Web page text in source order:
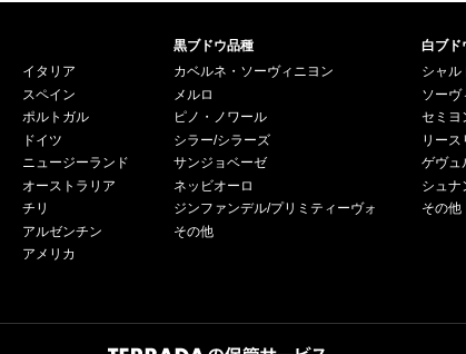
イタリア
スペイン
ポルトガル
ドイツ
ニュージーランド
オーストラリア
チリ
アルゼンチン
アメリカ
黒ブドウ品種
カベルネ・ソーヴィニヨン
メルロ
ピノ・ノワール
シラー/シラーズ
サンジョベーゼ
ネッビオーロ
ジンファンデル/プリミティーヴォ
その他
白ブド
シャル
ソーヴ
セミヨ
リース
ゲヴュ
シュナ
その他